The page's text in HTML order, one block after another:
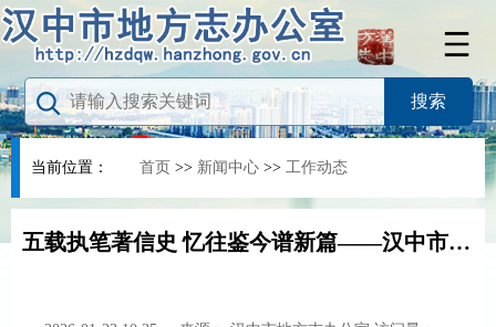
当前位置： 首页 >> 新闻中心 >> 工作动态
五载执笔著信史 忆往鉴今谱新篇——汉中市“十四五”时期年鉴高质量发展综述